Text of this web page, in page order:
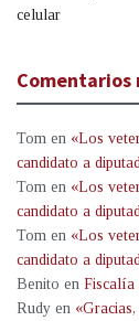
celular
Comentarios
Tom en «Los
candidato a
Tom en «Los
candidato a
Tom en «Los
candidato a
Benito en Fiscalía
Rudy en